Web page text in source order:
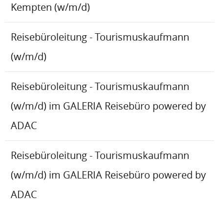
Kempten (w/m/d)
Reisebüroleitung - Tourismuskaufmann
(w/m/d)
Reisebüroleitung - Tourismuskaufmann
(w/m/d) im GALERIA Reisebüro powered by
ADAC
Reisebüroleitung - Tourismuskaufmann
(w/m/d) im GALERIA Reisebüro powered by
ADAC